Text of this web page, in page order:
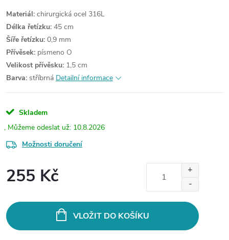
Materiál: chirurgická ocel 316L
Délka řetízku: 45 cm
Šíře řetízku: 0,9 mm
Přívěsek: písmeno O
Velikost přívěsku: 1,5 cm
Barva: stříbrná Detailní informace
Skladem
10.8.2026
Možnosti doručení
255 Kč
VLOŽIT DO KOŠÍKU